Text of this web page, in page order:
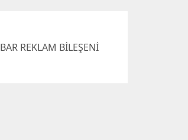
REKLAM BİLEŞENİ